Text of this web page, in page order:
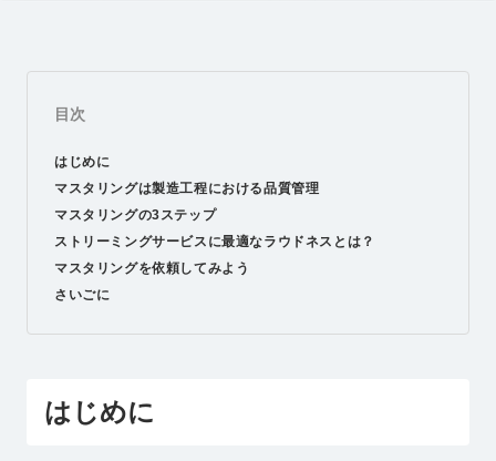
目次
はじめに
マスタリングは製造工程における品質管理
マスタリングの3ステップ
ストリーミングサービスに最適なラウドネスとは？
マスタリングを依頼してみよう
さいごに
はじめに